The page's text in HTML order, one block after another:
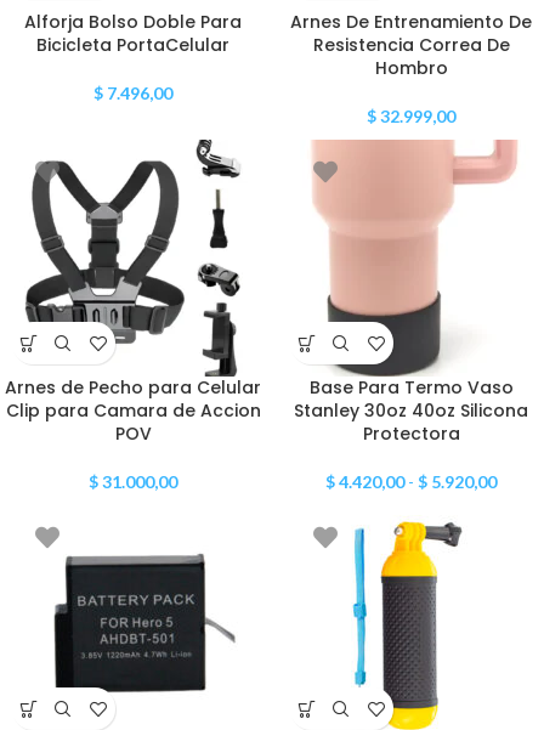
Alforja Bolso Doble Para
Bicicleta PortaCelular
$ 7.496,00
Arnes De Entrenamiento De
Resistencia Correa De
Hombro
$32.999,00
Arnes de Pecho para Celular
Clip para Camara de Accion
POV
$31.000,00
Base Para Termo Vaso
Stanley 30oz 40oz Silicona
Protectora
$4.420,00 - $ 5.920,00